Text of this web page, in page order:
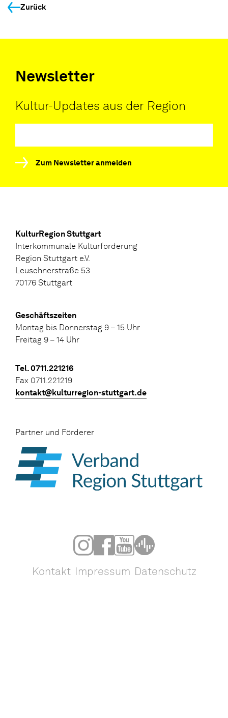
Zurück
Newsletter
Kultur-Updates aus der Region
Zum Newsletter anmelden
KulturRegion Stuttgart
Interkommunale Kulturförderung
Region Stuttgart e.V.
Leuschnerstraße 53
70176 Stuttgart
Geschäftszeiten
Montag bis Donnerstag 9 – 15 Uhr
Freitag 9 – 14 Uhr
Tel. 0711.221216
Fax 0711.221219
kontakt@kulturregion-stuttgart.de
Partner und Förderer
Kontakt Impressum Datenschutz